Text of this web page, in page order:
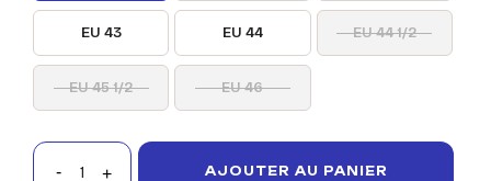
EU 43 EU 44 EU 44 1/2
EU 45 1/2 EU 46
AJOUTER AU PANIER